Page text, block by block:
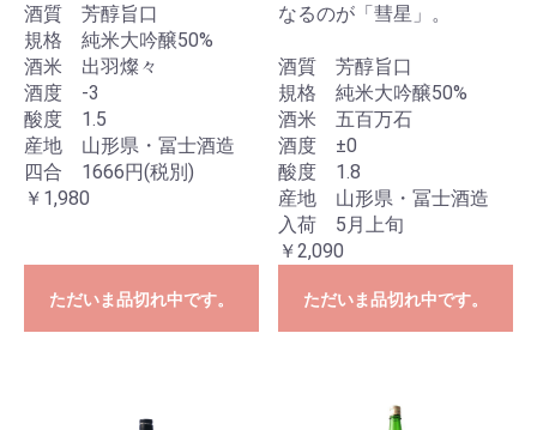
酒質 芳醇旨口
規格 純米大吟醸50%
酒米 出羽燦々
酒度 -3
酸度 1.5
産地 山形県・冨士酒造
四合 1666円(税別)
￥1,980
ただいま品切れ中です。
なるのが「彗星」。
酒質 芳醇旨口
規格 純米大吟醸50%
酒米 五百万石
酒度 ±0
酸度 1.8
産地 山形県・冨士酒造
入荷 5月上旬
￥2,090
ただいま品切れ中です。